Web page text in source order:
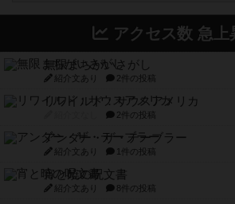
アクセス数 急上
無限まちがいさがし
紹介文あり 2件の投稿
リワイルド：サウスアメリカ
2件の投稿
アンダー・ザ・テーブラー
紹介文あり 1件の投稿
宵と暁の呪文書
紹介文あり 8件の投稿